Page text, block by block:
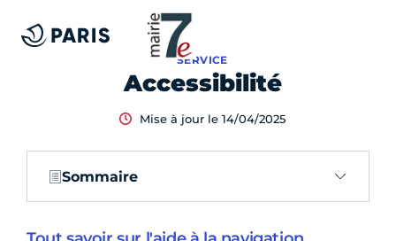
Accessibilité
SERVICE
Mise à jour le 14/04/2025
Sommaire